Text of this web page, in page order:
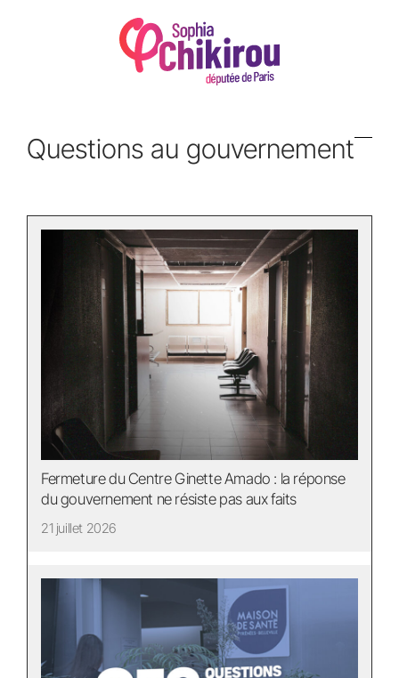
Questions au gouvernement
Fermeture du Centre Ginette Amado : la réponse
du gouvernement ne résiste pas aux faits
21 juillet 2026